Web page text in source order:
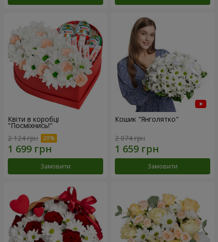
Квіти в коробці
"Посміхнись!"
2 124 грн
Замовити
Кошик "Янголятко"
2 074 грн
Замовити